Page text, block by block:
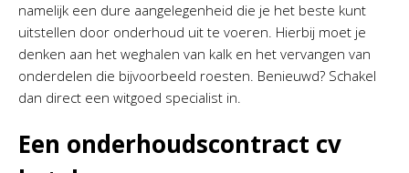
namelijk een dure aangelegenheid die je het beste kunt
uitstellen door onderhoud uit te voeren. Hierbij moet je
denken aan het weghalen van kalk en het vervangen van
onderdelen die bijvoorbeeld roesten. Benieuwd? Schakel
dan direct een witgoed specialist in.
Een onderhoudscontract cv